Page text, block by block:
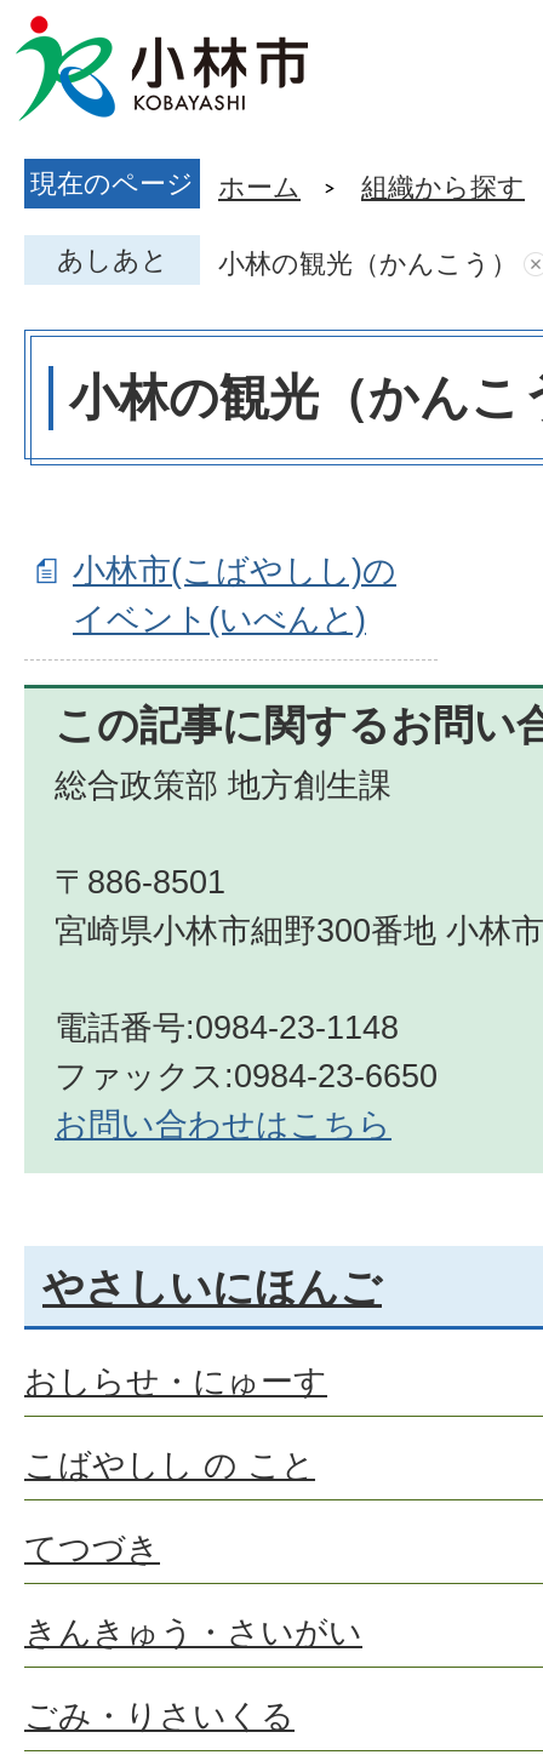
現在のページ ホーム 組織から探す
あしあと 小林の観光（かんこう）
小林の観光（かんこ
小林市(こばやしし)の
イベント(いべんと)
この記事に関するお問い
総合政策部 地方創生課
〒886-8501
宮崎県小林市細野300番地 小林
電話番号:0984-23-1148
ファックス:0984-23-6650
お問い合わせはこちら
やさしいにほんご
おしらせ・にゅーす
こばやしし の こと
てつづき
きんきゅう・さいがい
ごみ・りさいくる